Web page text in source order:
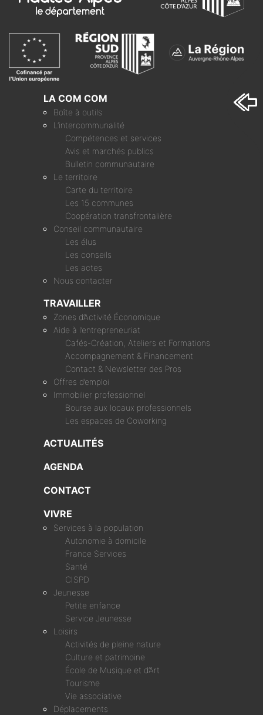
LA COM COM
Boîte à outils
L’intercommunalité
Compétences et services
Avis et marchés publics
Bulletin communautaire
Le territoire
Carte du territoire
Les 15 communes
Coopération transfrontalière
Conseil communautaire
Les élus
Les conseils
Les actes
Nous contacter
TRAVAILLER
Zones d’Activité Économique
Aide à l’entrepreneuriat
Cafés-Création, Ateliers et Formations
Accompagnement & Financement
Contact & Newsletter des Pros
Offres d’emploi
Immobilier professionnel
Bourse aux locaux professionnels
Les espaces de Coworking
ACTUALITÉS
AGENDA
CONTACT
VIVRE
Services à la population
Autonomie à domicile
France Services
Santé
CISPD
Jeunesse
Petite enfance
Service Jeunesse
Loisirs
Activités de pleine nature
Culture et patrimoine
École de Musique et d’Art
Tourisme
Vie associative
Déplacements